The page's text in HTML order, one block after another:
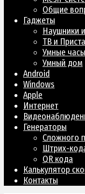
Общие
Гаджеты
Наушники
ТВ и
Умные
Умный дом
Android
Windows
Apple
Интернет
Генераторы
Сложного
Штрих-
QR кода
Калькулятор
Контакты